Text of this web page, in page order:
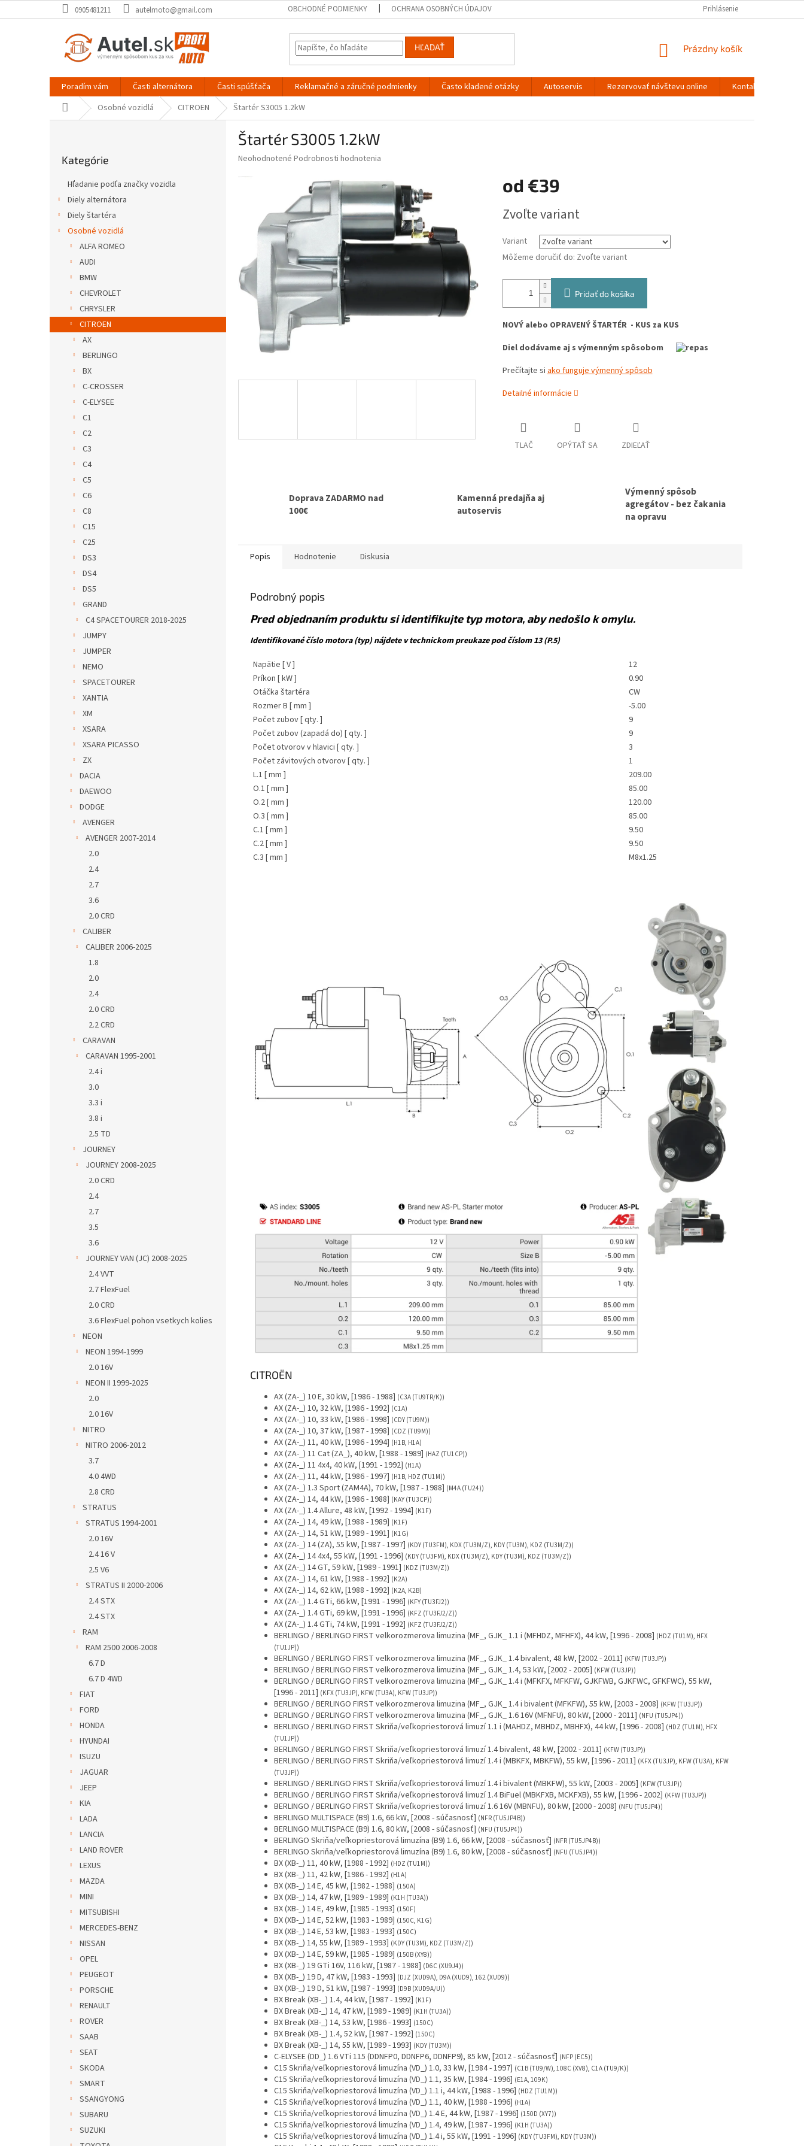
na
0905481211 autelmoto@gmail.com OBCHODNÉ PODMIENKY OCHRANA OSOBNÝCH ÚDAJOV Prihlásenie
HĽADAŤ
NÁKUPNÝ
Prázdny košík
Poradím vám Časti alternátora Časti spúšťača Reklamačné a záručné podmienky Často kladené otázky Autoservis Rezervovať návštevu online
Kontakty
Domov Osobné vozidlá CITROEN Štartér S3005 1.2kW
kategórie
Kategórie
Hľadanie podľa značky vozidla
Diely alternátora
Diely štartéra
Osobné vozidlá
ALFA ROMEO
AUDI
BMW
CHEVROLET
CHRYSLER
CITROEN
AX
BERLINGO
BX
C-CROSSER
C-ELYSEE
C1
C2
C3
C4
C5
C6
C8
C15
C25
DS3
DS4
DS5
GRAND
C4 SPACETOURER 2018-2025
JUMPY
JUMPER
NEMO
SPACETOURER
XANTIA
XM
XSARA
XSARA PICASSO
ZX
DACIA
DAEWOO
DODGE
AVENGER
AVENGER 2007-2014
2.0
2.4
2.7
3.6
2.0 CRD
CALIBER
CALIBER 2006-2025
1.8
2.0
2.4
2.0 CRD
2.2 CRD
CARAVAN
CARAVAN 1995-2001
2.4 i
3.0
3.3 i
3.8 i
2.5 TD
JOURNEY
JOURNEY 2008-2025
2.0 CRD
2.4
2.7
3.5
3.6
JOURNEY VAN (JC) 2008-2025
2.4 VVT
2.7 FlexFuel
2.0 CRD
3.6 FlexFuel pohon vsetkych kolies
NEON
NEON 1994-1999
2.0 16V
NEON II 1999-2025
2.0
2.0 16V
NITRO
NITRO 2006-2012
3.7
4.0 4WD
2.8 CRD
STRATUS
STRATUS 1994-2001
2.0 16V
2.4 16 V
2.5 V6
STRATUS II 2000-2006
2.4 STX
2.4 STX
RAM
RAM 2500 2006-2008
6.7 D
6.7 D 4WD
FIAT
FORD
HONDA
HYUNDAI
ISUZU
JAGUAR
JEEP
KIA
LADA
LANCIA
LAND ROVER
LEXUS
MAZDA
MINI
MITSUBISHI
MERCEDES-BENZ
NISSAN
OPEL
PEUGEOT
PORSCHE
RENAULT
ROVER
SAAB
SEAT
SKODA
SMART
SSANGYONG
SUBARU
SUZUKI
Štartér S3005 1.2kW
Priemerné
hviezdičiek.
Neohodnotené Podrobnosti hodnotenia
od €39
cena:
Zvoľte variant
Variant
Môžeme doručiť do: Zvoľte variant
Pridať do košíka
NOVÝ alebo OPRAVENÝ ŠTARTÉR - KUS za KUS
Diel dodávame aj s výmenným spôsobom
Prečítajte siako funguje výmenný spôsob
Detailné informácie
TLAČ OPÝTAŤ SA ZDIEĽAŤ
Doprava ZADARMO nad
100€
Kamenná predajňa aj
autoservis
Výmenný spôsob
agregátov - bez čakania
na opravu
Popis Hodnotenie Diskusia
Podrobný popis
Pred objednaním produktu si identifikujte typ motora, aby nedošlo k omylu.
Identifikované číslo motora (typ) nájdete v technickom preukaze pod číslom 13 (P.5)
Napätie [ V ]
12
Príkon [ kW ]
0.90
Otáčka štartéra
CW
Rozmer B [ mm ]
-5.00
Počet zubov [ qty. ]
9
Počet zubov (zapadá do) [ qty. ]
9
Počet otvorov v hlavici [ qty. ]
3
Počet závitových otvorov [ qty. ]
1
L.1 [ mm ]
209.00
O.1 [ mm ]
85.00
O.2 [ mm ]
120.00
O.3 [ mm ]
85.00
C.1 [ mm ]
9.50
C.2 [ mm ]
9.50
C.3 [ mm ]
M8x1.25
CITROËN
AX (ZA-_) 10 E, 30 kW, [1986 - 1988] (C3A (TU9TR/K))
AX (ZA-_) 10, 32 kW, [1986 - 1992] (C1A)
AX (ZA-_) 10, 33 kW, [1986 - 1998] (CDY (TU9M))
AX (ZA-_) 10, 37 kW, [1987 - 1998] (CDZ (TU9M))
AX (ZA-_) 11, 40 kW, [1986 - 1994] (H1B, H1A)
AX (ZA-_) 11 Cat (ZA_), 40 kW, [1988 - 1989] (HAZ (TU1CP))
AX (ZA-_) 11 4x4, 40 kW, [1991 - 1992] (H1A)
AX (ZA-_) 11, 44 kW, [1986 - 1997] (H1B, HDZ (TU1M))
AX (ZA-_) 1.3 Sport (ZAM4A), 70 kW, [1987 - 1988] (M4A (TU24))
AX (ZA-_) 14, 44 kW, [1986 - 1988] (KAY (TU3CP))
AX (ZA-_) 1.4 Allure, 48 kW, [1992 - 1994] (K1F)
AX (ZA-_) 14, 49 kW, [1988 - 1989] (K1F)
AX (ZA-_) 14, 51 kW, [1989 - 1991] (K1G)
AX (ZA-_) 14 (ZA), 55 kW, [1987 - 1997] (KDY (TU3FM), KDX (TU3M/Z), KDY (TU3M), KDZ (TU3M/Z))
AX (ZA-_) 14 4x4, 55 kW, [1991 - 1996] (KDY (TU3FM), KDX (TU3M/Z), KDY (TU3M), KDZ (TU3M/Z))
AX (ZA-_) 14 GT, 59 kW, [1989 - 1991] (KDZ (TU3M/Z))
AX (ZA-_) 14, 61 kW, [1988 - 1992] (K2A)
AX (ZA-_) 14, 62 kW, [1988 - 1992] (K2A, K2B)
AX (ZA-_) 1.4 GTi, 66 kW, [1991 - 1996] (KFY (TU3FJ2))
AX (ZA-_) 1.4 GTi, 69 kW, [1991 - 1996] (KFZ (TU3FJ2/Z))
AX (ZA-_) 1.4 GTi, 74 kW, [1991 - 1992] (KFZ (TU3FJ2/Z))
BERLINGO / BERLINGO FIRST velkorozmerova limuzina (MF_, GJK_ 1.1 i (MFHDZ, MFHFX), 44 kW, [1996 - 2008] (HDZ (TU1M), HFX
(TU1JP))
BERLINGO / BERLINGO FIRST velkorozmerova limuzina (MF_, GJK_ 1.4 bivalent, 48 kW, [2002 - 2011] (KFW (TU3JP))
BERLINGO / BERLINGO FIRST velkorozmerova limuzina (MF_, GJK_ 1.4, 53 kW, [2002 - 2005] (KFW (TU3JP))
BERLINGO / BERLINGO FIRST velkorozmerova limuzina (MF_, GJK_ 1.4 i (MFKFX, MFKFW, GJKFWB, GJKFWC, GFKFWC), 55 kW,
[1996 - 2011] (KFX (TU3JP), KFW (TU3A), KFW (TU3JP))
BERLINGO / BERLINGO FIRST velkorozmerova limuzina (MF_, GJK_ 1.4 i bivalent (MFKFW), 55 kW, [2003 - 2008] (KFW (TU3JP))
BERLINGO / BERLINGO FIRST velkorozmerova limuzina (MF_, GJK_ 1.6 16V (MFNFU), 80 kW, [2000 - 2011] (NFU (TU5JP4))
BERLINGO / BERLINGO FIRST Skriňa/veľkopriestorová limuzí 1.1 i (MAHDZ, MBHDZ, MBHFX), 44 kW, [1996 - 2008] (HDZ (TU1M), HFX
(TU1JP))
BERLINGO / BERLINGO FIRST Skriňa/veľkopriestorová limuzí 1.4 bivalent, 48 kW, [2002 - 2011] (KFW (TU3JP))
BERLINGO / BERLINGO FIRST Skriňa/veľkopriestorová limuzí 1.4 i (MBKFX, MBKFW), 55 kW, [1996 - 2011] (KFX (TU3JP), KFW (TU3A), KFW
(TU3JP))
BERLINGO / BERLINGO FIRST Skriňa/veľkopriestorová limuzí 1.4 i bivalent (MBKFW), 55 kW, [2003 - 2005] (KFW (TU3JP))
BERLINGO / BERLINGO FIRST Skriňa/veľkopriestorová limuzí 1.4 BiFuel (MBKFXB, MCKFXB), 55 kW, [1996 - 2002] (KFW (TU3JP))
BERLINGO / BERLINGO FIRST Skriňa/veľkopriestorová limuzí 1.6 16V (MBNFU), 80 kW, [2000 - 2008] (NFU (TU5JP4))
BERLINGO MULTISPACE (B9) 1.6, 66 kW, [2008 - súčasnosť] (NFR (TU5JP4B))
BERLINGO MULTISPACE (B9) 1.6, 80 kW, [2008 - súčasnosť] (NFU (TU5JP4))
BERLINGO Skriňa/veľkopriestorová limuzína (B9) 1.6, 66 kW, [2008 - súčasnosť] (NFR (TU5JP4B))
BERLINGO Skriňa/veľkopriestorová limuzína (B9) 1.6, 80 kW, [2008 - súčasnosť] (NFU (TU5JP4))
BX (XB-_) 11, 40 kW, [1988 - 1992] (HDZ (TU1M))
BX (XB-_) 11, 42 kW, [1986 - 1992] (H1A)
BX (XB-_) 14 E, 45 kW, [1982 - 1988] (150A)
BX (XB-_) 14, 47 kW, [1989 - 1989] (K1H (TU3A))
BX (XB-_) 14 E, 49 kW, [1985 - 1993] (150F)
BX (XB-_) 14 E, 52 kW, [1983 - 1989] (150C, K1G)
BX (XB-_) 14 E, 53 kW, [1983 - 1993] (150C)
BX (XB-_) 14, 55 kW, [1989 - 1993] (KDY (TU3M), KDZ (TU3M/Z))
BX (XB-_) 14 E, 59 kW, [1985 - 1989] (150B (XY8))
BX (XB-_) 19 GTi 16V, 116 kW, [1987 - 1988] (D6C (XU9J4))
BX (XB-_) 19 D, 47 kW, [1983 - 1993] (DJZ (XUD9A), D9A (XUD9), 162 (XUD9))
BX (XB-_) 19 D, 51 kW, [1987 - 1993] (D9B (XUD9A/U))
BX Break (XB-_) 1.4, 44 kW, [1987 - 1992] (K1F)
BX Break (XB-_) 14, 47 kW, [1989 - 1989] (K1H (TU3A))
BX Break (XB-_) 14, 53 kW, [1986 - 1993] (150C)
BX Break (XB-_) 1.4, 52 kW, [1987 - 1992] (150C)
BX Break (XB-_) 14, 55 kW, [1989 - 1993] (KDY (TU3M))
C-ELYSEE (DD_) 1.6 VTi 115 (DDNFP0, DDNFP6, DDNFP9), 85 kW, [2012 - súčasnosť] (NFP (EC5))
C15 Skriňa/veľkopriestorová limuzína (VD_) 1.0, 33 kW, [1984 - 1997] (C1B (TU9/W), 108C (XV8), C1A (TU9/K))
C15 Skriňa/veľkopriestorová limuzína (VD_) 1.1, 35 kW, [1984 - 1996] (E1A, 109K)
C15 Skriňa/veľkopriestorová limuzína (VD_) 1.1 i, 44 kW, [1988 - 1996] (HDZ (TU1M))
C15 Skriňa/veľkopriestorová limuzína (VD_) 1.1, 40 kW, [1988 - 1996] (H1A)
C15 Skriňa/veľkopriestorová limuzína (VD_) 1.4 E, 44 kW, [1987 - 1996] (150D (XY7))
C15 Skriňa/veľkopriestorová limuzína (VD_) 1.4, 49 kW, [1987 - 1996] (K1H (TU3A))
C15 Skriňa/veľkopriestorová limuzína (VD_) 1.4 i, 55 kW, [1991 - 1996] (KDY (TU3FM), KDY (TU3M))